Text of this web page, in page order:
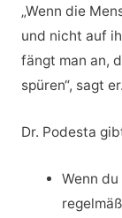
„Wenn die
und nicht auf
fängt man an,
spüren“, sagt er.
Dr. Podesta
Wenn